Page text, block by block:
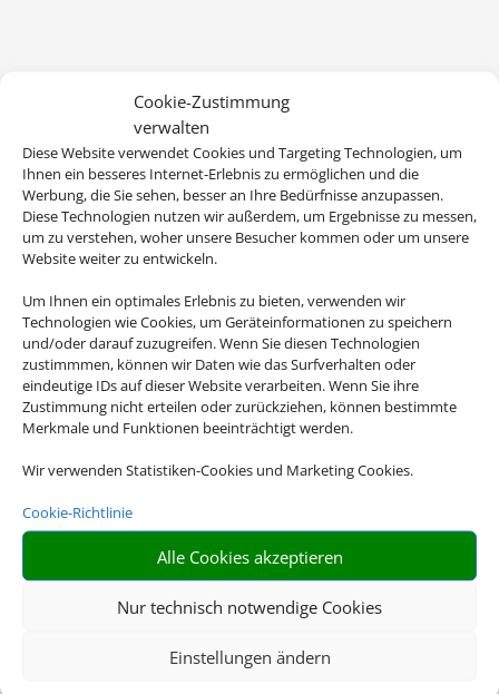
Cookie-Zustimmung
verwalten
Diese Website verwendet Cookies und Targeting Technologien, um
Ihnen ein besseres Internet-Erlebnis zu ermöglichen und die
Werbung, die Sie sehen, besser an Ihre Bedürfnisse anzupassen.
Diese Technologien nutzen wir außerdem, um Ergebnisse zu messen,
um zu verstehen, woher unsere Besucher kommen oder um unsere
Website weiter zu entwickeln.
Um Ihnen ein optimales Erlebnis zu bieten, verwenden wir
Technologien wie Cookies, um Geräteinformationen zu speichern
und/oder darauf zuzugreifen. Wenn Sie diesen Technologien
zustimmmen, können wir Daten wie das Surfverhalten oder
eindeutige IDs auf dieser Website verarbeiten. Wenn Sie ihre
Zustimmung nicht erteilen oder zurückziehen, können bestimmte
Merkmale und Funktionen beeinträchtigt werden.
Wir verwenden Statistiken-Cookies und Marketing Cookies.
Cookie-Richtlinie
Alle Cookies akzeptieren
Nur technisch notwendige Cookies
Einstellungen ändern
Wir brauchen Ihre Einwilligung
Um diesen Inhalt darzustellen, aktivieren Sie bitte die Cookies. Es
werden ggf. personenbezogene Daten verarbeitet.
Cookies akzeptieren
DIE BESTEN
PAUSCHALREISE-